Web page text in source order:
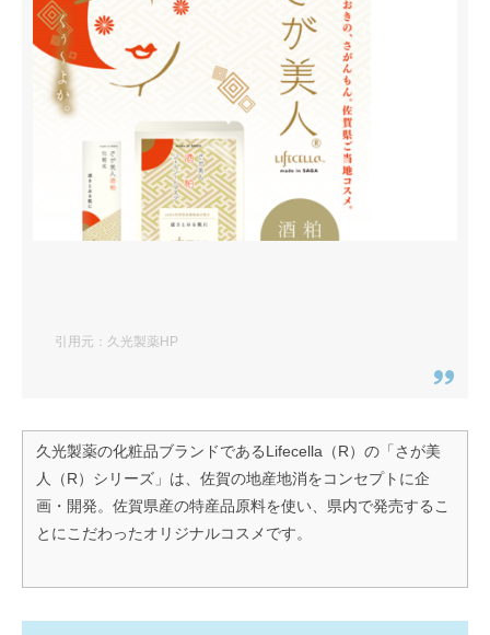
る特別純米酒の酒粕エキス配合「酒
粕石鹸 米白（こはく）」
ご当地コスメ紹介
佐賀県産原料・美容効果
事業者名・化粧品OEMメーカー名
玄界灘に浮かぶ加唐島の天然椿オイ
ご当地コスメ紹介
事業者名・化粧品OEMメーカー名
忙しい男性が毎日手軽にケアできる
ご当地素材を活かしたオリジナルコ
スメ「メンズオールインワンクリー
引用元：久光製薬HP
久光製薬の化粧品ブランドであるLifecella（R）の「さが美
人（R）シリーズ」は、佐賀の地産地消をコンセプトに企
画・開発。佐賀県産の特産品原料を使い、県内で発売するこ
とにこだわったオリジナルコスメです。